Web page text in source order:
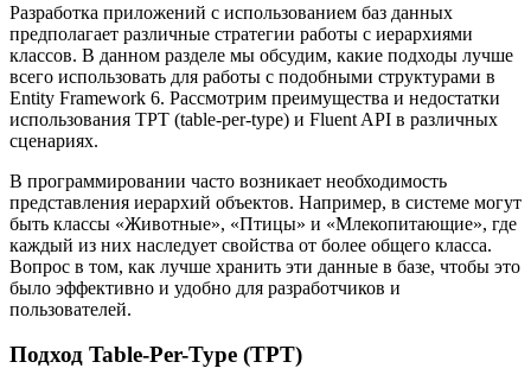
Разработка приложений с использованием баз данных
предполагает различные стратегии работы с иерархиями
классов. В данном разделе мы обсудим, какие подходы лучше
всего использовать для работы с подобными структурами в
Entity Framework 6. Рассмотрим преимущества и недостатки
использования TPT (table-per-type) и Fluent API в различных
сценариях.
В программировании часто возникает необходимость
представления иерархий объектов. Например, в системе могут
быть классы «Животные», «Птицы» и «Млекопитающие», где
каждый из них наследует свойства от более общего класса.
Вопрос в том, как лучше хранить эти данные в базе, чтобы это
было эффективно и удобно для разработчиков и
пользователей.
Подход Table-Per-Type (TPT)